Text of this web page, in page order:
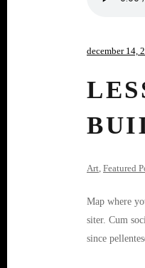
december 14,
Art, Featured
Map where
siter. Cum
since